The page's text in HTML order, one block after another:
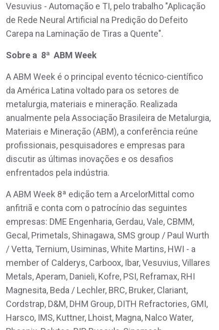
Vesuvius - Automação e TI, pelo trabalho "Aplicação
de Rede Neural Artificial na Predição do Defeito
Carepa na Laminação de Tiras a Quente".
Sobre a 8ª ABM Week
A ABM Week é o principal evento técnico-científico
da América Latina voltado para os setores de
metalurgia, materiais e mineração. Realizada
anualmente pela Associação Brasileira de Metalurgia,
Materiais e Mineração (ABM), a conferência reúne
profissionais, pesquisadores e empresas para
discutir as últimas inovações e os desafios
enfrentados pela indústria.
A ABM Week 8ª edição tem a ArcelorMittal como
anfitriã e conta com o patrocínio das seguintes
empresas: DME Engenharia, Gerdau, Vale, CBMM,
Gecal, Primetals, Shinagawa, SMS group / Paul Wurth
/ Vetta, Ternium, Usiminas, White Martins, HWI - a
member of Calderys, Carboox, Ibar, Vesuvius, Villares
Metals, Aperam, Danieli, Kofre, PSI, Reframax, RHI
Magnesita, Beda / Lechler, BRC, Bruker, Clariant,
Cordstrap, D&M, DHM Group, DITH Refractories, GMI,
Harsco, IMS, Kuttner, Lhoist, Magna, Nalco Water,